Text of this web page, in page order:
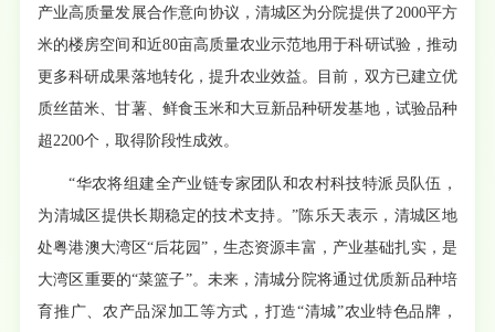
产业高质量发展合作意向协议，清城区为分院提供了2000平方
米的楼房空间和近80亩高质量农业示范地用于科研试验，推动
更多科研成果落地转化，提升农业效益。目前，双方已建立优
质丝苗米、甘薯、鲜食玉米和大豆新品种研发基地，试验品种
超2200个，取得阶段性成效。
“华农将组建全产业链专家团队和农村科技特派员队伍，
为清城区提供长期稳定的技术支持。”陈乐天表示，清城区地
处粤港澳大湾区“后花园”，生态资源丰富，产业基础扎实，是
大湾区重要的“菜篮子”。未来，清城分院将通过优质新品种培
育推广、农产品深加工等方式，打造“清城”农业特色品牌，